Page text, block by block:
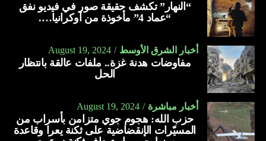
“النهار” تكشف حقيقة صور في فيديو نفق
“عماد 4” مأخوذة من أوكرانيا….
أخبار الشرق الأوسط August 19, 2024
مفاوضات هدنة غزة.. ملفات عالقة بانتظار
الحل
أخبار مباشرة August 19, 2024
حزب الله: هجوم جوي متزامن بأسراب من
المسيّرات الإنقضاضية على ثكنة يعرا وقاعدة